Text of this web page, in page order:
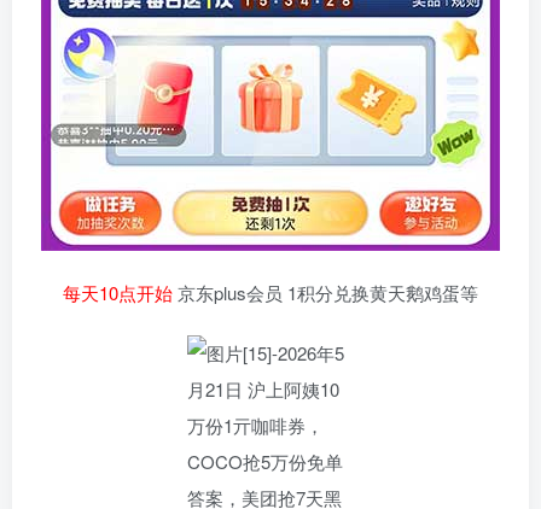
每天10点开始京东plus会员 1积分兑换黄天鹅鸡蛋等